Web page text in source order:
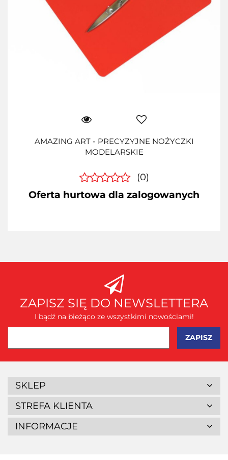
AMAZING ART - PRECYZYJNE NOŻYCZKI
MODELARSKIE
(0)
Oferta hurtowa dla zalogowanych
ZAPISZ SIĘ DO NEWSLETTERA
I bądź na bieżąco ze wszystkimi nowościami!
SKLEP
STREFA KLIENTA
INFORMACJE